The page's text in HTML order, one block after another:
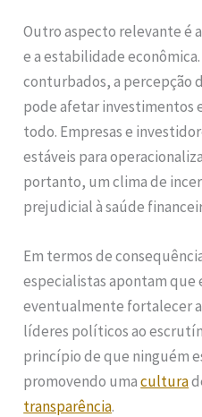
Outro aspecto relevante é
e a estabilidade
conturbados, a percepção
pode afetar investimentos
todo. Empresas e
estáveis para
portanto, um clima de
prejudicial à saúde
Em termos de
especialistas apontam que
eventualmente fortalecer
líderes políticos ao
princípio de que ninguém
promovendo umacultura
transparência.